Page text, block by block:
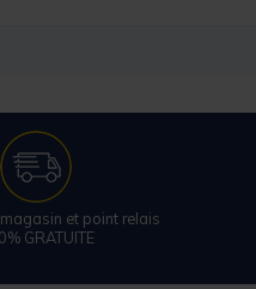
et point relais
GRATUITE